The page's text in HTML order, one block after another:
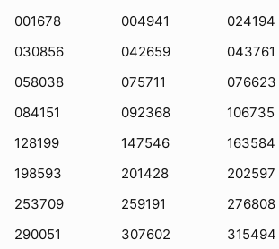
001678 004941 024194
030856
042659 043761
058038
075711 076623
084151
092368 106735
128199
147546 163584
198593
201428 202597
253709
259191 276808
290051
307602 315494